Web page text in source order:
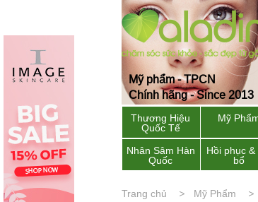
Mỹ phẩm - TPCN
Chính hãng - Since 2013
Thương Hiệu
Quốc Tế
Mỹ
Nhân Sâm Hàn
Quốc
Hồi phục &
bổ
Trang chủ Mỹ Phẩm